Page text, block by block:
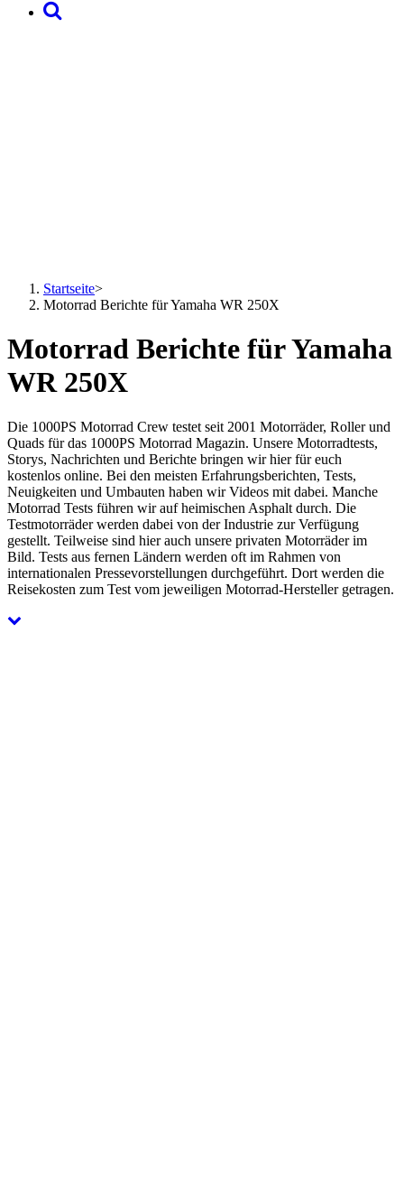
Startseite>
Motorrad Berichte für Yamaha WR 250X
Motorrad Berichte für Yamaha
WR 250X
Die 1000PS Motorrad Crew testet seit 2001 Motorräder, Roller und
Quads für das 1000PS Motorrad Magazin. Unsere Motorradtests,
Storys, Nachrichten und Berichte bringen wir hier für euch
kostenlos online. Bei den meisten Erfahrungsberichten, Tests,
Neuigkeiten und Umbauten haben wir Videos mit dabei. Manche
Motorrad Tests führen wir auf heimischen Asphalt durch. Die
Testmotorräder werden dabei von der Industrie zur Verfügung
gestellt. Teilweise sind hier auch unsere privaten Motorräder im
Bild. Tests aus fernen Ländern werden oft im Rahmen von
internationalen Pressevorstellungen durchgeführt. Dort werden die
Reisekosten zum Test vom jeweiligen Motorrad-Hersteller getragen.